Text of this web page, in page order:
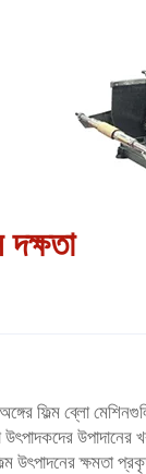
অঙ্গের ফিল্ম ব্লো
উপাদানের
উৎপাদনের ক্ষমতা